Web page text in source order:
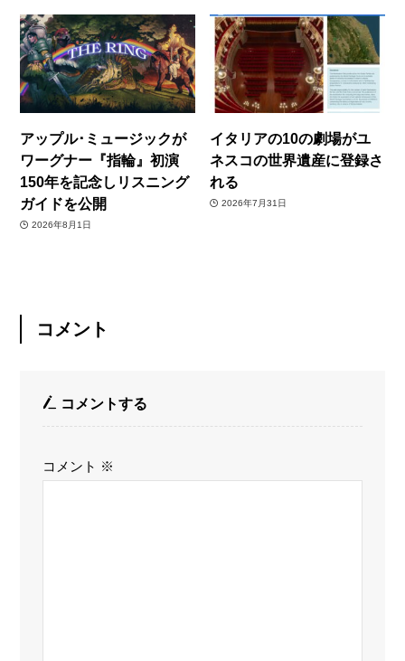
アップル･ミュージックが
ワーグナー『指輪』初演
150年を記念しリスニング
ガイドを公開
2026年8月1日
イタリアの10の劇場がユ
ネスコの世界遺産に登録さ
れる
2026年7月31日
コメント
コメントする
コメント ※